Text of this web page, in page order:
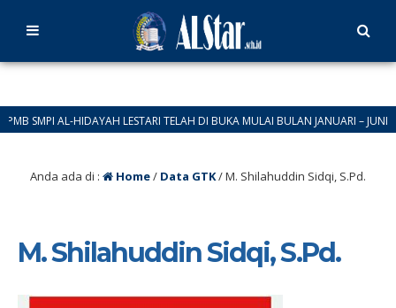
AL-HIDAYAH LESTARI TELAH DI BUKA MULAI BULAN JANUARI – JUNI
Anda ada di : Home/ Data GTK/M. Shilahuddin Sidqi, S.Pd.
M. Shilahuddin Sidqi, S.Pd.